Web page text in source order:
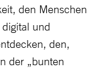
den Menschen
und
den,
der „bunten